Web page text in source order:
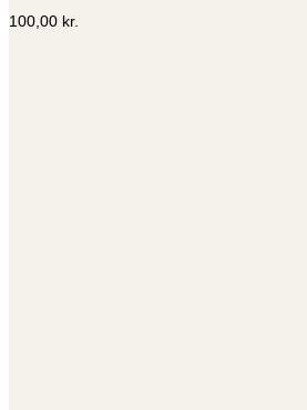
kan
100,00 kr.